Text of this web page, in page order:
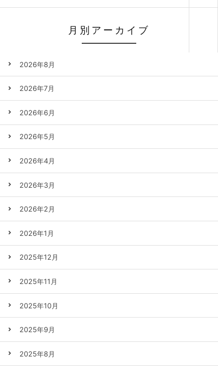
月別アーカイブ
2026年8月
2026年7月
2026年6月
2026年5月
2026年4月
2026年3月
2026年2月
2026年1月
2025年12月
2025年11月
2025年10月
2025年9月
2025年8月